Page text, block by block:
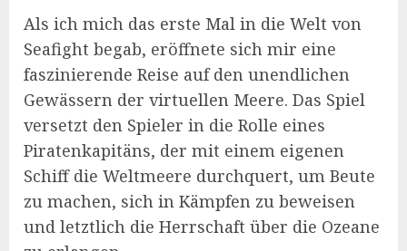
Als ich mich das erste Mal in die Welt von
Seafight begab, eröffnete sich mir eine
faszinierende Reise auf den unendlichen
Gewässern der virtuellen Meere. Das Spiel
versetzt den Spieler in die Rolle eines
Piratenkapitäns, der mit einem eigenen
Schiff die Weltmeere durchquert, um Beute
zu machen, sich in Kämpfen zu beweisen
und letztlich die Herrschaft über die Ozeane